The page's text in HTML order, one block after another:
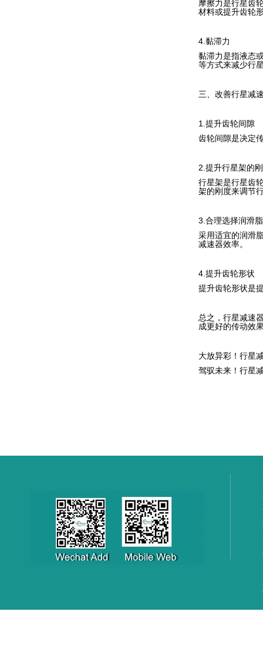
摩擦力是行星齿
材料或提升齿轮
4.黏滞力
黏滞力是指液态
等方式来减少行
三、改善行星减
1.提升齿轮间隙
齿轮间隙是决定
2.提升行星架的
行星架是行星齿
架的刚度来调节
3.合理选择润滑脂
采用适宜的润滑
减速器效率。
4.提升齿轮形状
提升齿轮形状是
总之，行星减速
成更好的传动效
大放异彩！行星
驾驭未来！行星